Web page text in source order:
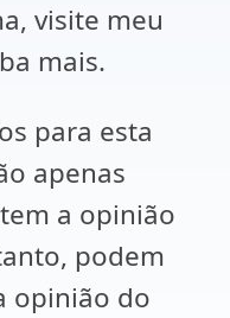
visite meu
mais.
para esta
apenas
a opinião
podem
opinião do